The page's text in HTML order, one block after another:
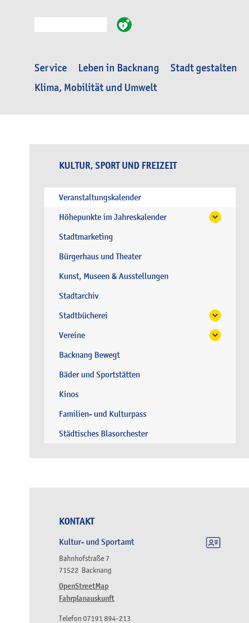
Service Leben in Backnang Stadt gestalten
Klima, Mobilität und Umwelt
KULTUR, SPORT UND FREIZEIT
Veranstaltungskalender
Höhepunkte im Jahreskalender
Stadtmarketing
Bürgerhaus und Theater
Kunst, Museen & Ausstellungen
Stadtarchiv
Stadtbücherei
Vereine
Backnang Bewegt
Bäder und Sportstätten
Kinos
Familien- und Kulturpass
Städtisches Blasorchester
KONTAKT
Kultur- und Sportamt
Bahnhofstraße 7
71522 Backnang
OpenStreetMap
Fahrplanauskunft
Telefon 07191 894-213